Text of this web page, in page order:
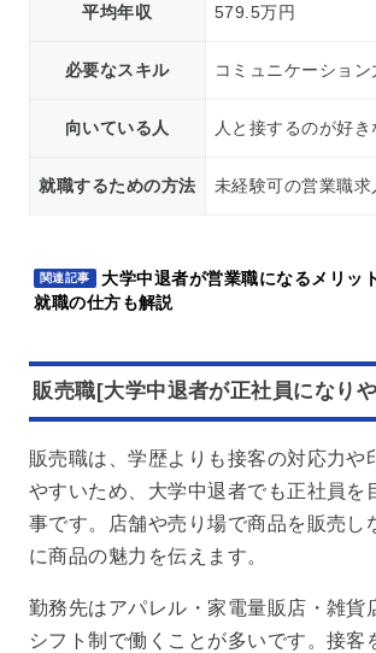
平均年収 579.5万円
必要なスキル コミュニケーショ
向いている人 人と接するのが好
就職するための方法 未経験可の営業職
関連記事
大学中退者が営業職になるメリッ
就職の仕方も解説
販売職[大学中退者が正社員になり
販売職は、学歴よりも接客の対応力や
やすいため、大学中退者でも正社員を
事です。店舗や売り場で商品を販売し
に商品の魅力を伝えます。
勤務先はアパレル・家電量販店・雑貨
シフト制で働くことが多いです。接客